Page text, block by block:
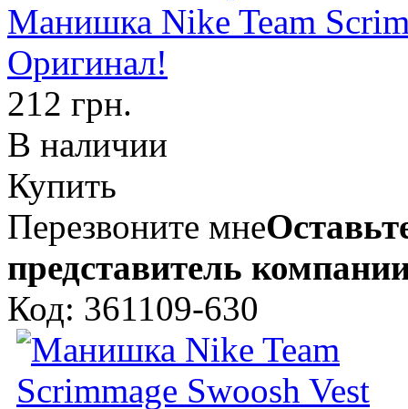
Манишка Nike Team
Оригинал!
212 грн.
В наличии
Купить
Перезвоните мне
представитель
Код: 361109-630